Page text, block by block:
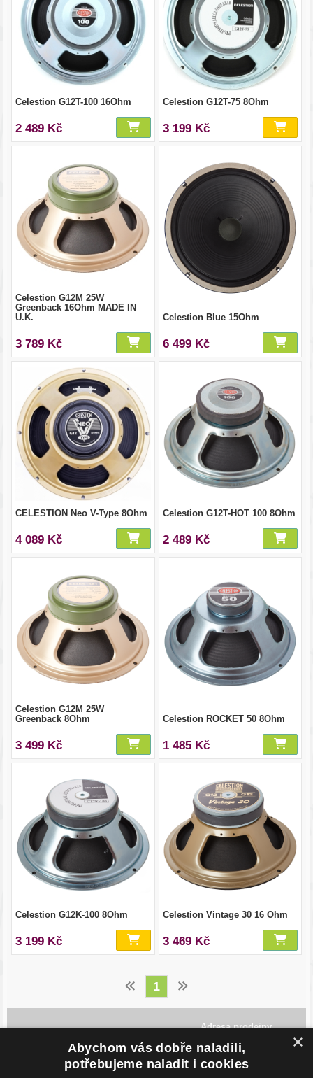
Celestion G12T-100 16Ohm
2 489 Kč
Celestion G12T-75 8Ohm
3 199 Kč
Celestion G12M 25W
Greenback 16Ohm MADE IN
U.K.
3 789 Kč
Celestion Blue 15Ohm
6 499 Kč
CELESTION Neo V-Type 8Ohm
4 089 Kč
Celestion G12T-HOT 100 8Ohm
2 489 Kč
Celestion G12M 25W
Greenback 8Ohm
3 499 Kč
Celestion ROCKET 50 8Ohm
1 485 Kč
Celestion G12K-100 8Ohm
3 199 Kč
Celestion Vintage 30 16 Ohm
3 469 Kč
1
Adresa prodejny
Havlíčkovo Nábřeží 28,
702 00, Ostrava
Česká Republika
×
Abychom vás dobře naladili,
potřebujeme naladit i cookies